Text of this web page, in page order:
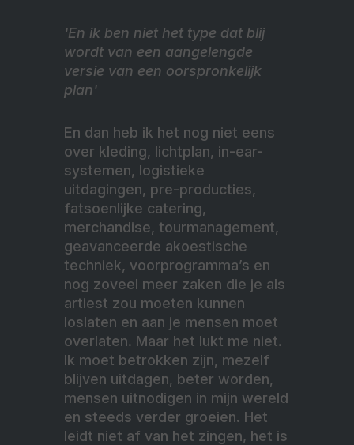
'En ik ben niet het type dat blij
wordt van een aangelengde
versie van een oorspronkelijk
plan'
En dan heb ik het nog niet eens
over kleding, lichtplan, in-ear-
systemen, logistieke
uitdagingen, pre-producties,
fatsoenlijke catering,
merchandise, tourmanagement,
geavanceerde akoestische
techniek, voorprogramma’s en
nog zoveel meer zaken die je als
artiest zou moeten kunnen
loslaten en aan je mensen moet
overlaten. Maar het lukt me niet.
Ik moet betrokken zijn, mezelf
blijven uitdagen, beter worden,
mensen uitnodigen in mijn wereld
en steeds verder groeien. Het
leidt niet af van het zingen, het is